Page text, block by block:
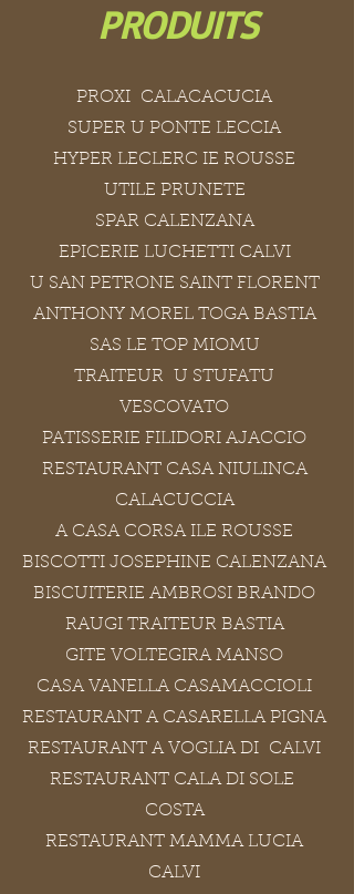
PRODUITS
PROXI CALACACUCIA
SUPER U PONTE LECCIA
HYPER LECLERC IE ROUSSE
UTILE PRUNETE
SPAR CALENZANA
EPICERIE LUCHETTI CALVI
U SAN PETRONE SAINT FLORENT
ANTHONY MOREL TOGA BASTIA
SAS LE TOP MIOMU
TRAITEUR U STUFATU
VESCOVATO
PATISSERIE FILIDORI AJACCIO
RESTAURANT CASA NIULINCA
CALACUCCIA
A CASA CORSA ILE ROUSSE
BISCOTTI JOSEPHINE CALENZANA
BISCUITERIE AMBROSI BRANDO
RAUGI TRAITEUR BASTIA
GITE VOLTEGIRA MANSO
CASA VANELLA CASAMACCIOLI
RESTAURANT A CASARELLA PIGNA
RESTAURANT A VOGLIA DI CALVI
RESTAURANT CALA DI SOLE
COSTA
RESTAURANT MAMMA LUCIA
CALVI